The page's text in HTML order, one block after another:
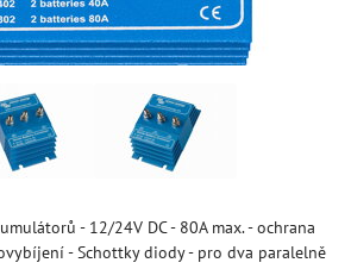
- 12/24V DC - 80A max. - ochrana
- Schottky diody - pro dva paralelně